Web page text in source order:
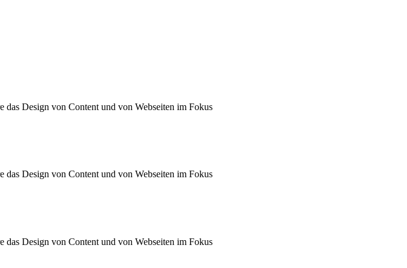
das Design von Content und von Webseiten im Fokus
das Design von Content und von Webseiten im Fokus
das Design von Content und von Webseiten im Fokus